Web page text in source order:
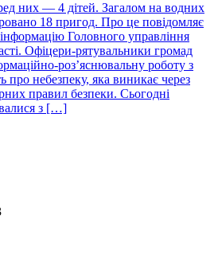
них — 4 дітей. Загалом на водних
18 пригод. Про це повідомляє
Головного управління
Офіцери-рятувальники громад
роз’яснювальну роботу з
про небезпеку, яка виникає через
правил безпеки. Сьогодні
з […]